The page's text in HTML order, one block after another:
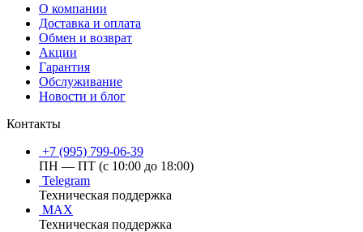
О компании
Доставка и оплата
Обмен и возврат
Акции
Гарантия
Обслуживание
Новости и блог
Контакты
+7 (995) 799-06-39
ПН — ПТ (с 10:00 до 18:00)
Telegram
Техническая поддержка
MAX
Техническая поддержка